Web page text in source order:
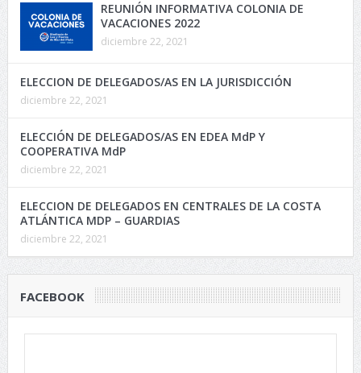
REUNIÓN INFORMATIVA COLONIA DE
VACACIONES 2022
diciembre 22, 2021
ELECCION DE DELEGADOS/AS EN LA JURISDICCIÓN
diciembre 22, 2021
ELECCIÓN DE DELEGADOS/AS EN EDEA MdP Y
COOPERATIVA MdP
diciembre 22, 2021
ELECCION DE DELEGADOS EN CENTRALES DE LA COSTA
ATLÁNTICA MDP – GUARDIAS
diciembre 22, 2021
FACEBOOK